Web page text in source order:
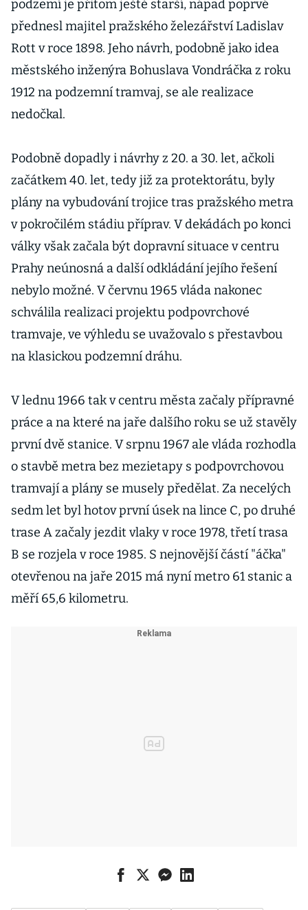
podzemí je přitom ještě starší, nápad poprvé
přednesl majitel pražského železářství Ladislav
Rott v roce 1898. Jeho návrh, podobně jako idea
městského inženýra Bohuslava Vondráčka z roku
1912 na podzemní tramvaj, se ale realizace
nedočkal.
Podobně dopadly i návrhy z 20. a 30. let, ačkoli
začátkem 40. let, tedy již za protektorátu, byly
plány na vybudování trojice tras pražského metra
v pokročilém stádiu příprav. V dekádách po konci
války však začala být dopravní situace v centru
Prahy neúnosná a další odkládání jejího řešení
nebylo možné. V červnu 1965 vláda nakonec
schválila realizaci projektu podpovrchové
tramvaje, ve výhledu se uvažovalo s přestavbou
na klasickou podzemní dráhu.
V lednu 1966 tak v centru města začaly přípravné
práce a na které na jaře dalšího roku se už stavěly
první dvě stanice. V srpnu 1967 ale vláda rozhodla
o stavbě metra bez mezietapy s podpovrchovou
tramvají a plány se musely předělat. Za necelých
sedm let byl hotov první úsek na lince C, po druhé
trase A začaly jezdit vlaky v roce 1978, třetí trasa
B se rozjela v roce 1985. S nejnovější částí "áčka"
otevřenou na jaře 2015 má nyní metro 61 stanic a
měří 65,6 kilometru.